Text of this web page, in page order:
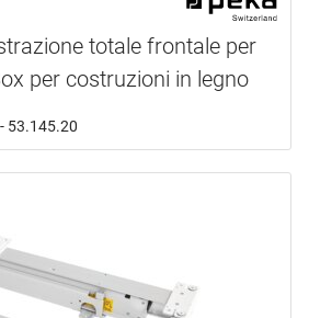
totale frontale per
per costruzioni in legno
53.145.20